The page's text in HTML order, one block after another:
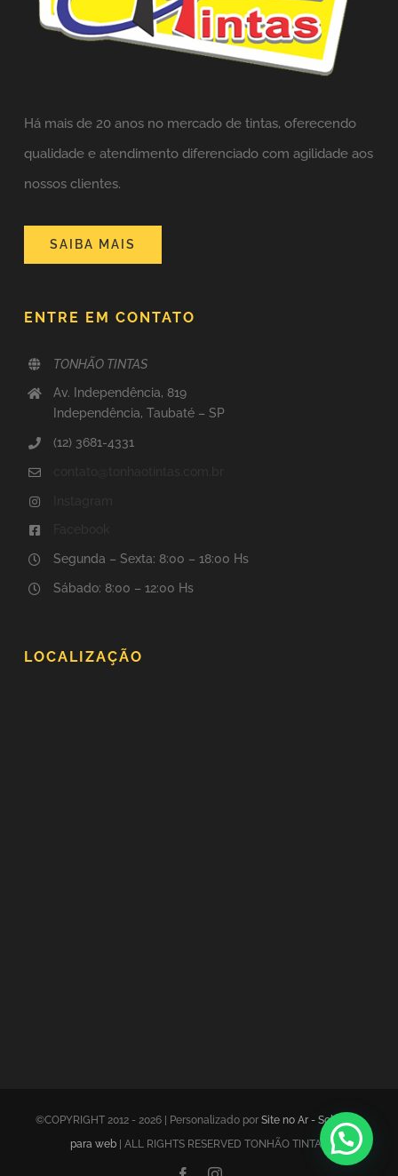
Há mais de 20 anos no mercado de tintas, oferecendo
qualidade e atendimento diferenciado com agilidade aos
nossos clientes.
SAIBA MAIS
ENTRE EM CONTATO
TONHÃO TINTAS
Av. Independência, 819
Independência, Taubaté – SP
(12) 3681-4331
Segunda – Sexta: 8:00 – 18:00 Hs
Sábado: 8:00 – 12:00 Hs
LOCALIZAÇÃO
©COPYRIGHT 2012 - 2026 | Personalizado por Site no Ar - Soluções
para web | ALL RIGHTS RESERVED TONHÃO TINTAS